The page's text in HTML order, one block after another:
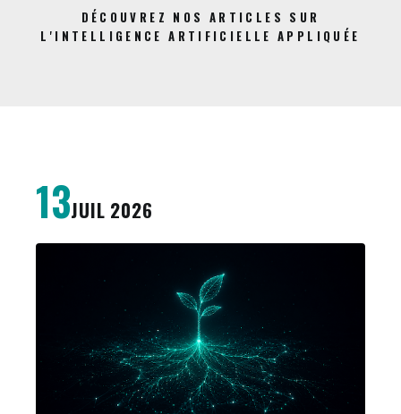
DÉCOUVREZ NOS ARTICLES SUR
L'INTELLIGENCE ARTIFICIELLE APPLIQUÉE
13JUIL 2026